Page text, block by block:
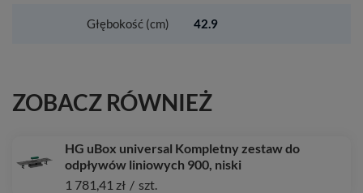
Głębokość (cm) 42.9
ZOBACZ RÓWNIEŻ
HG uBox universal Kompletny zestaw do
odpływów liniowych 900, niski
1 781,41 zł / szt.